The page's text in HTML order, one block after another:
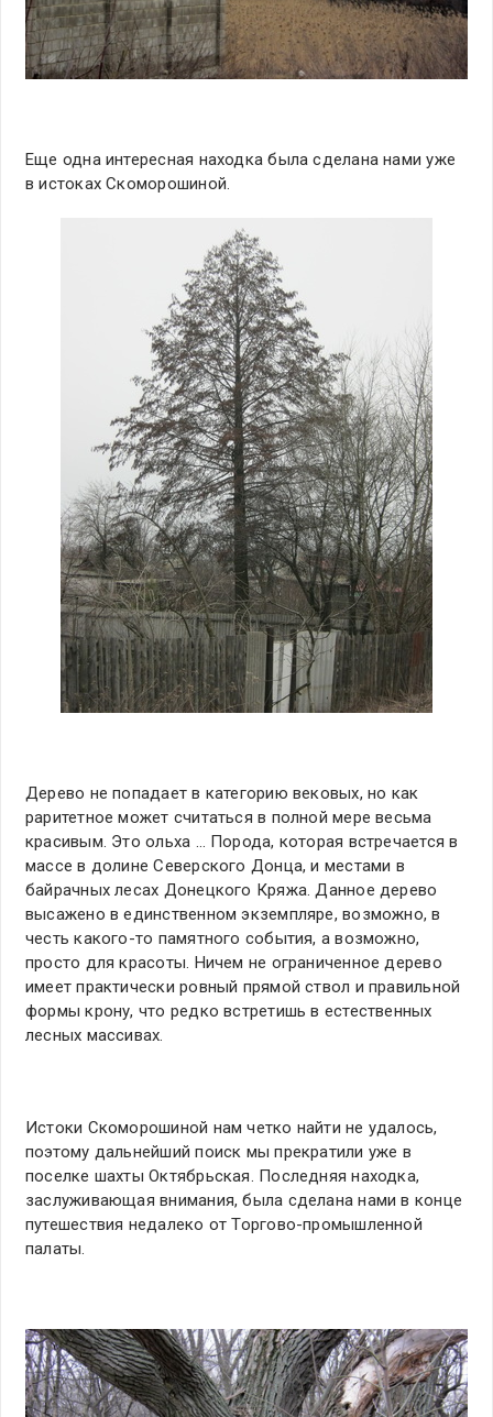
Еще одна интересная находка была сделана нами уже
в истоках Скоморошиной.
Дерево не попадает в категорию вековых, но как
раритетное может считаться в полной мере весьма
красивым. Это ольха … Порода, которая встречается в
массе в долине Северского Донца, и местами в
байрачных лесах Донецкого Кряжа. Данное дерево
высажено в единственном экземпляре, возможно, в
честь какого-то памятного события, а возможно,
просто для красоты. Ничем не ограниченное дерево
имеет практически ровный прямой ствол и правильной
формы крону, что редко встретишь в естественных
лесных массивах.
Истоки Скоморошиной нам четко найти не удалось,
поэтому дальнейший поиск мы прекратили уже в
поселке шахты Октябрьская. Последняя находка,
заслуживающая внимания, была сделана нами в конце
путешествия недалеко от Торгово-промышленной
палаты.